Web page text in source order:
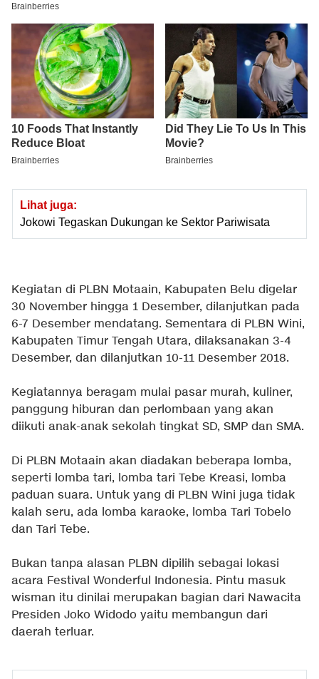
Lihat juga:
Jokowi Tegaskan Dukungan ke Sektor Pariwisata
Kegiatan di PLBN Motaain, Kabupaten Belu digelar
30 November hingga 1 Desember, dilanjutkan pada
6-7 Desember mendatang. Sementara di PLBN Wini,
Kabupaten Timur Tengah Utara, dilaksanakan 3-4
Desember, dan dilanjutkan 10-11 Desember 2018.
Kegiatannya beragam mulai pasar murah, kuliner,
panggung hiburan dan perlombaan yang akan
diikuti anak-anak sekolah tingkat SD, SMP dan SMA.
Di PLBN Motaain akan diadakan beberapa lomba,
seperti lomba tari, lomba tari Tebe Kreasi, lomba
paduan suara. Untuk yang di PLBN Wini juga tidak
kalah seru, ada lomba karaoke, lomba Tari Tobelo
dan Tari Tebe.
Bukan tanpa alasan PLBN dipilih sebagai lokasi
acara Festival Wonderful Indonesia. Pintu masuk
wisman itu dinilai merupakan bagian dari Nawacita
Presiden Joko Widodo yaitu membangun dari
daerah terluar.